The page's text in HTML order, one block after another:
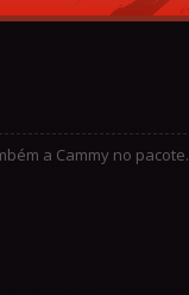
a Cammy no pacote.